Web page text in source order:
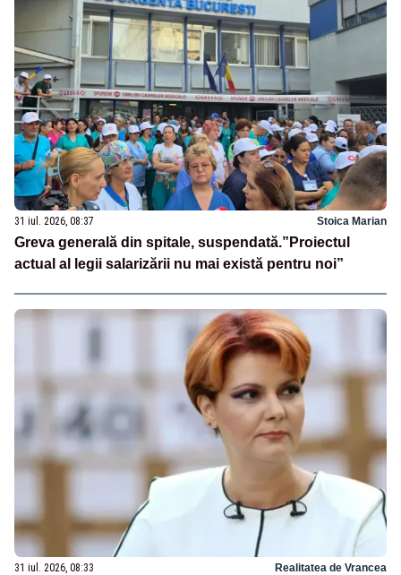
31 iul. 2026, 08:37 Stoica Marian
Greva generală din spitale, suspendată.”Proiectul
actual al legii salarizării nu mai există pentru noi”
31 iul. 2026, 08:33 Realitatea de Vrancea